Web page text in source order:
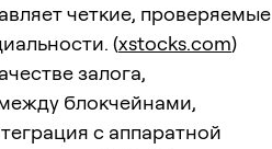
четкие, проверяемые
(xstocks.com)
залога,
блокчейнами,
с аппаратной